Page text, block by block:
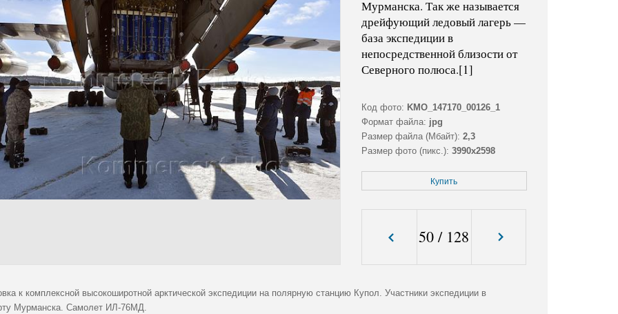
Мурманска. Так же называется
дрейфующий ледовый лагерь —
база экспедиции в
непосредственной близости от
Северного полюса.[1]
Код фото: KMO_147170_00126_1
Формат файла: jpg
Размер файла (Мбайт): 2,3
Размер фото (пикс.): 3990x2598
Купить
50 / 128
к комплексной высокоширотной арктической экспедиции на полярную станцию Купол. Участники экспедиции в
Мурманска. Самолет ИЛ-76МД.